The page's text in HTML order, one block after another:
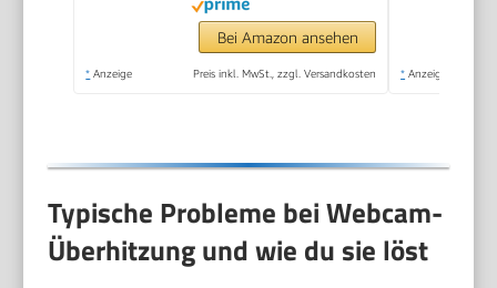
für Live-Streaming
Videoanruf Konferenz
Online-Unterricht
Bei Amazon ansehen
* Anzeige Preis inkl. MwSt., zzgl. Versandkosten * Anzeige
Typische Probleme bei Webcam-
Überhitzung und wie du sie löst